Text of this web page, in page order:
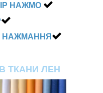
НАЖМО
НАЖМАННЯ
ТКАНИ ЛЕН